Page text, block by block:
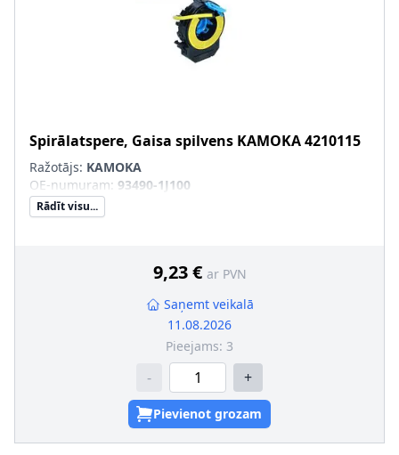
Spirālatspere, Gaisa spilvens KAMOKA4210115
Ražotājs: KAMOKA
OE-numuram: 93490-1J100
Rādīt visu...
9,23 € ar PVN
Saņemt veikalā
11.08.2026
Pieejams: 3
- +
Pievienot grozam